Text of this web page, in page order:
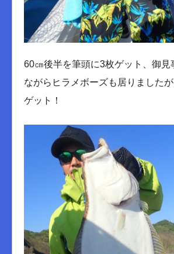
60㎝後半を筆頭に3枚ゲット、御見
ながらヒラメボーズも居りました
ゲット！